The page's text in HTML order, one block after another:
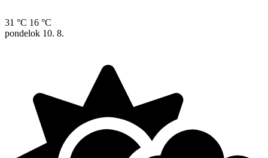
31 °C 16 °C
pondelok 10. 8.